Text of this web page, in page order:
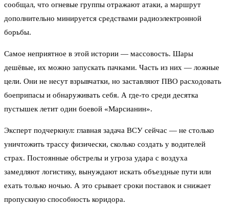
сообщал, что огневые группы отражают атаки, а маршрут
дополнительно минируется средствами радиоэлектронной
борьбы.
Самое неприятное в этой истории — массовость. Шары
дешёвые, их можно запускать пачками. Часть из них — ложные
цели. Они не несут взрывчатки, но заставляют ПВО расходовать
боеприпасы и обнаруживать себя. А где-то среди десятка
пустышек летит один боевой «Марсианин».
Эксперт подчеркнул: главная задача ВСУ сейчас — не столько
уничтожить трассу физически, сколько создать у водителей
страх. Постоянные обстрелы и угроза удара с воздуха
замедляют логистику, вынуждают искать объездные пути или
ехать только ночью. А это срывает сроки поставок и снижает
пропускную способность коридора.